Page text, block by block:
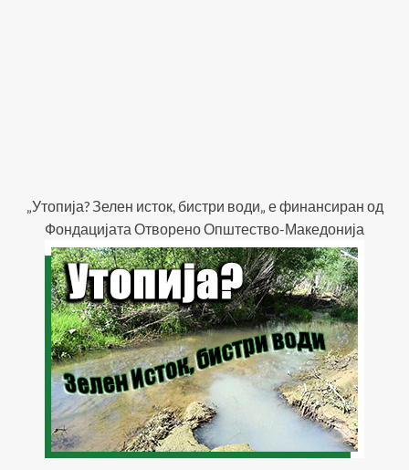
„Утопија? Зелен исток, бистри води„ е финансиран од
Фондацијата Отворено Општество-Македонија